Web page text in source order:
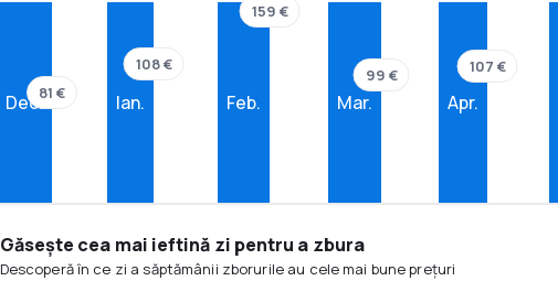
Dec.81 € Ian.
108 €
Feb.
159 €
Mar.
99 €
Apr.
107 €
Găsește cea mai ieftină zi pentru a zbura
Descoperă în ce zi a săptămânii zborurile au cele mai bune prețuri